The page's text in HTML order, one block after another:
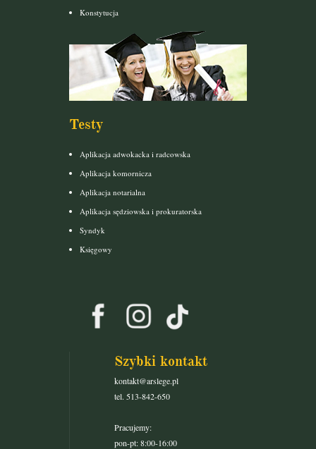
Konstytucja
Testy
Aplikacja adwokacka i radcowska
Aplikacja komornicza
Aplikacja notarialna
Aplikacja sędziowska i prokuratorska
Syndyk
Księgowy
Szybki kontakt
kontakt@arslege.pl
tel. 513-842-650
Pracujemy:
pon-pt: 8:00-16:00